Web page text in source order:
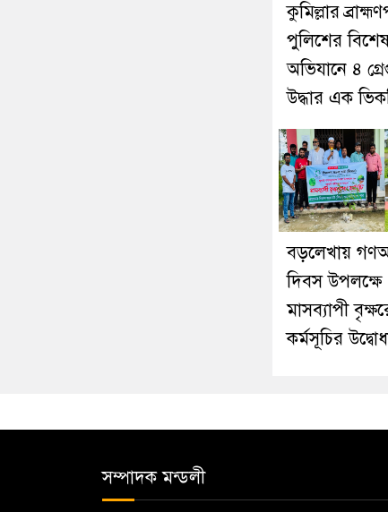
কুমিল্লার
পুলিশের
অভিযানে ৪
উদ্ধার এক
বড়লেখায়
দিবস উপলক্ষে
মাসব্যাপী
কর্মসূচির
সম্পাদক মন্ডলী